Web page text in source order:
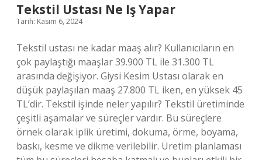
Tekstil Ustası Ne Iş Yapar
Tarih: Kasım 6, 2024
Tekstil ustası ne kadar maaş alır? Kullanıcıların en
çok paylaştığı maaşlar 39.900 TL ile 31.300 TL
arasında değişiyor. Giysi Kesim Ustası olarak en
düşük paylaşılan maaş 27.800 TL iken, en yüksek 45
TL’dir. Tekstil işinde neler yapılır? Tekstil üretiminde
çeşitli aşamalar ve süreçler vardır. Bu süreçlere
örnek olarak iplik üretimi, dokuma, örme, boyama,
baskı, kesme ve dikme verilebilir. Üretim planlaması